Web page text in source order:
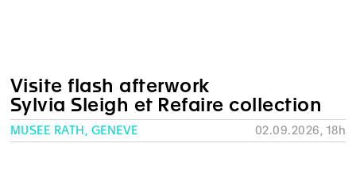
Visite flash afterwork
Sylvia Sleigh et Refaire collection
MUSÉE RATH, GENÈVE 02.09.2026, 18h